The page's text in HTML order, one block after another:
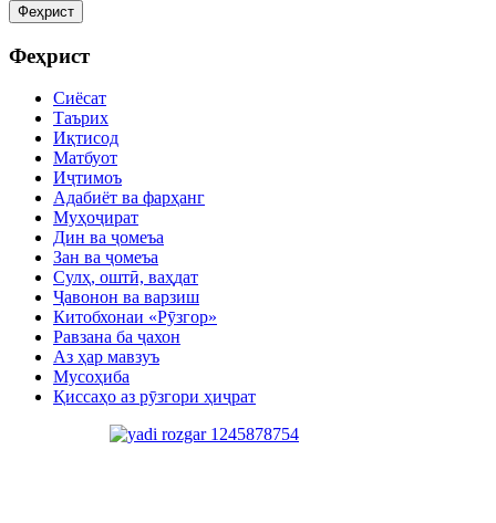
Феҳрист
Феҳрист
Сиёсат
Таърих
Иқтисод
Матбуот
Иҷтимоъ
Адабиёт ва фарҳанг
Муҳоҷират
Дин ва ҷомеъа
Зан ва ҷомеъа
Сулҳ, оштӣ, ваҳдат
Ҷавонон ва варзиш
Китобхонаи «Рӯзгор»
Равзана ба ҷахон
Аз ҳар мавзуъ
Мусоҳиба
Қиссаҳо аз рӯзгори ҳиҷрат